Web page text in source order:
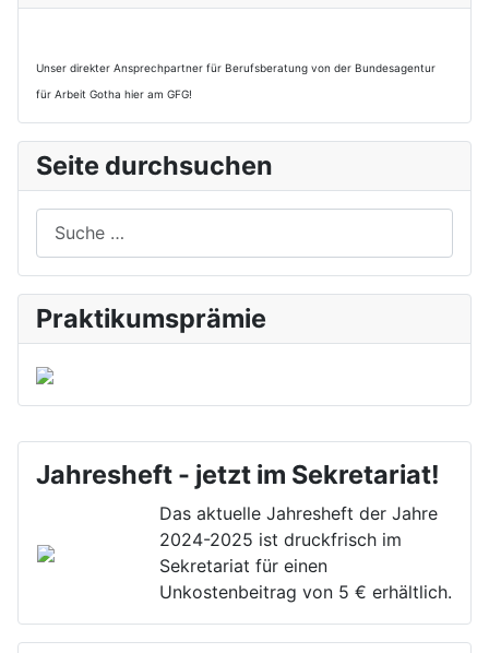
Jahresheft - jetzt im Sekretariat!
Das aktuelle Jahresheft der Jahre
2024-2025 ist druckfrisch im
Sekretariat für einen
Unkostenbeitrag von 5 € erhältlich.
Unser direkter Ansprechpartner für Berufsberatung von der Bundesagentur
für Arbeit Gotha hier am GFG!
Seite durchsuchen
Praktikumsprämie